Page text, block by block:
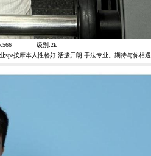
级别:2k
spa按摩本人性格好 活泼开朗 手法专业。期待与你相遇